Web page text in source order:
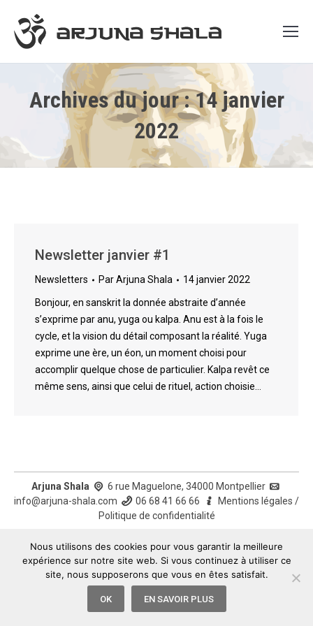
Archives du jour :14 janvier
2022
Newsletter janvier #1
Newsletters ParArjuna Shala 14 janvier 2022
Bonjour, en sanskrit la donnée abstraite d’année
s’exprime par anu, yuga ou kalpa. Anu est à la fois le
cycle, et la vision du détail composant la réalité. Yuga
exprime une ère, un éon, un moment choisi pour
accomplir quelque chose de particulier. Kalpa revêt ce
même sens, ainsi que celui de rituel, action choisie…
Arjuna Shala
6 rue Maguelone, 34000 Montpellier
info@arjuna-shala.com
06 68 41 66 66 Mentions légales /
Politique de confidentialité
Nous utilisons des cookies pour vous garantir la meilleure
expérience sur notre site web. Si vous continuez à utiliser ce
site, nous supposerons que vous en êtes satisfait.
OK EN SAVOIR PLUS